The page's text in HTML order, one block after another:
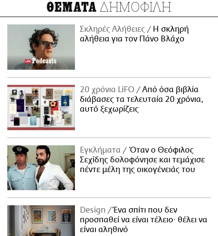
ΘΕΜΑΤΑ ΔΗΜΟΦΙΛΗ
Σκληρές Αλήθειες
H σκληρή
αλήθεια για τον Πάνο Βλάχο
20 χρόνια LiFO
Από όσα βιβλία
διάβασες τα τελευταία 20 χρόνια,
αυτό ξεχωρίζεις
Εγκλήματα
Όταν ο Θεόφιλος
Σεχίδης δολοφόνησε και τεμάχισε
πέντε μέλη της οικογένειάς του
Design
Ένα σπίτι που δεν
προσπαθεί να είναι τέλειο· θέλει να
είναι αληθινό